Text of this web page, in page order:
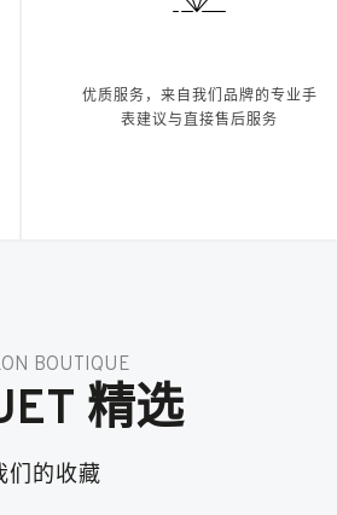
优质服务，来自我们品牌的专业手
表建议与直接售后服务
BOUTIQUE
精选
们的收藏